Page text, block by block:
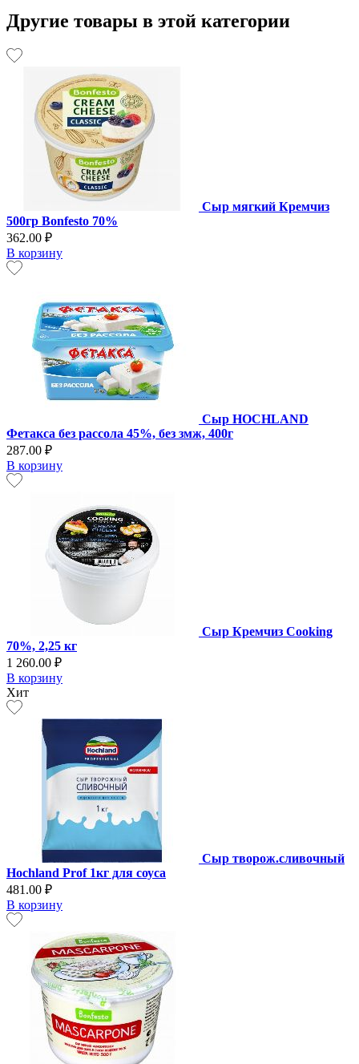
Другие товары в этой категории
Сыр мягкий Кремчиз
500гр Bonfesto 70%
362.00 ₽
В корзину
Сыр HOCHLAND
Фетакса без рассола 45%, без змж, 400г
287.00 ₽
В корзину
Сыр Кремчиз Cooking
70%, 2,25 кг
1 260.00 ₽
В корзину
Хит
Сыр творож.сливочный
Hochland Prof 1кг для соуса
481.00 ₽
В корзину